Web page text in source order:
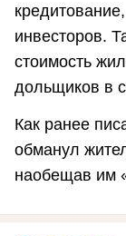
инвесторов.
стоимость
дольщиков в
Как ранее
обманул
наобещав им